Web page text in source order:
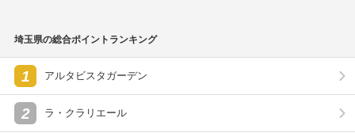
埼玉県の総合ポイントランキング
1 アルタビスタガーデン
2 ラ・クラリエール